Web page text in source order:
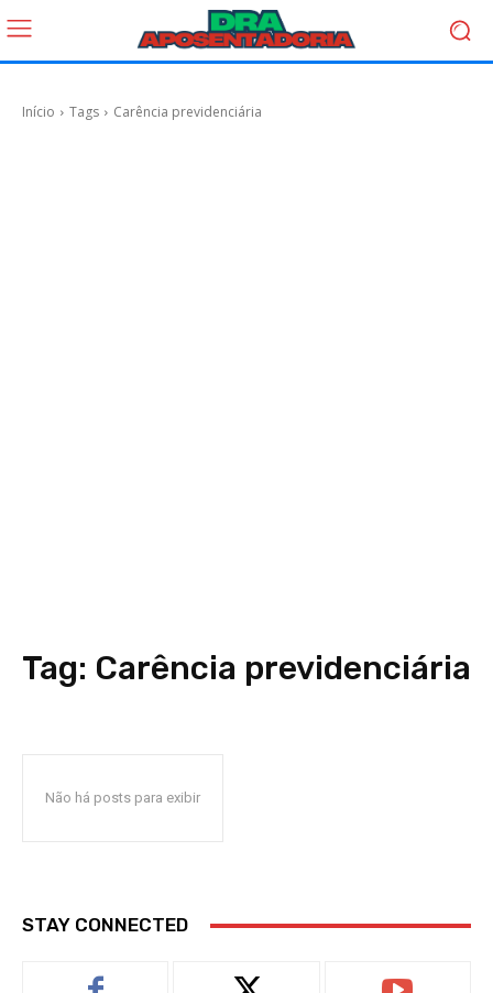
Início Tags Carência previdenciária
Tag: Carência previdenciária
Não há posts para exibir
STAY CONNECTED